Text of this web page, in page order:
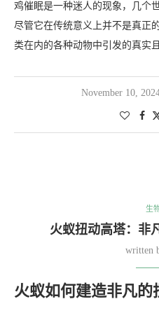
鸡催眠是一种迷人的现象，几个
尽管它在传统意义上并不是真正
类在内的各种动物中引发的真实
November 10,
生
火蚁扭动高塔：非
written
火蚁如何建造非凡的